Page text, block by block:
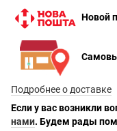
Новой
Подробнее о доставке
Если у вас возникли
нами. Будем рады